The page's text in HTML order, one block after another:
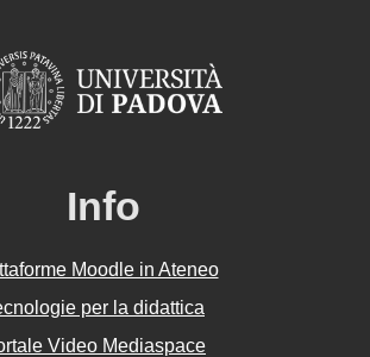
Info
Moodle in Ateneo
per la didattica
Video Mediaspace